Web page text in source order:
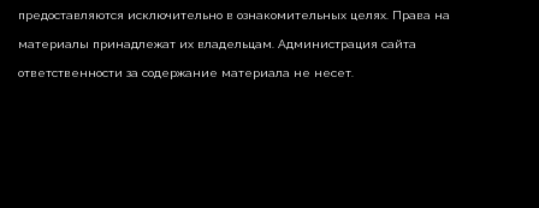
предоставляются исключительно в ознакомительных целях. Права на
материалы принадлежат их владельцам. Администрация сайта
ответственности за содержание материала не несет.